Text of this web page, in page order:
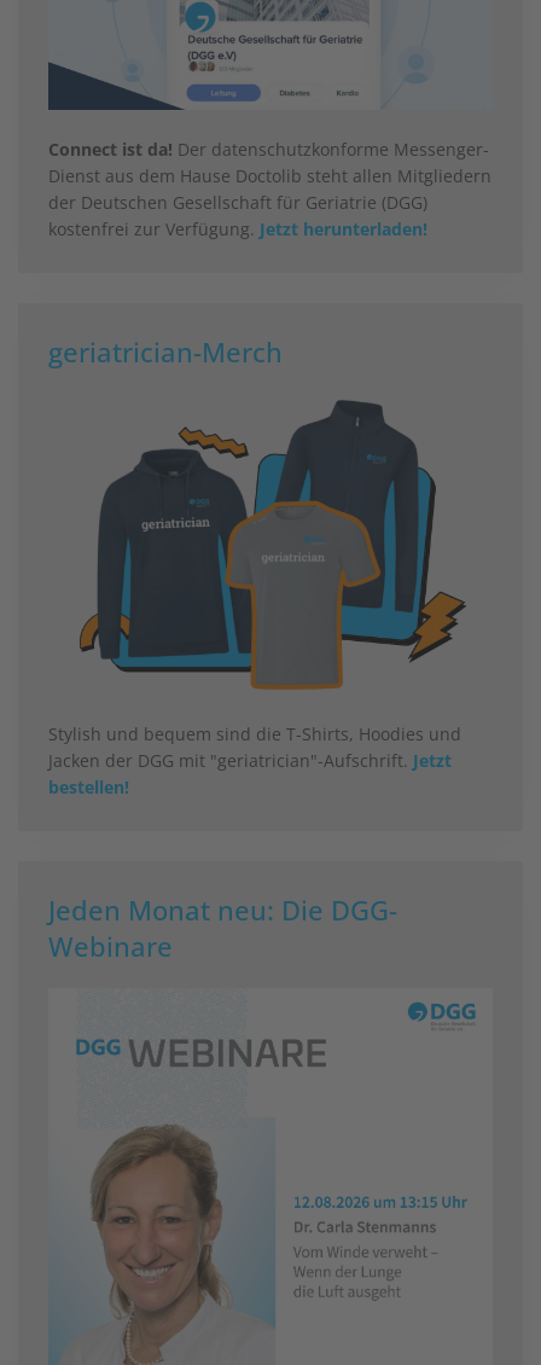
Connect ist da! Der datenschutzkonforme Messenger-
Dienst aus dem Hause Doctolib steht allen Mitgliedern
der Deutschen Gesellschaft für Geriatrie (DGG)
kostenfrei zur Verfügung. Jetzt herunterladen!
geriatrician-Merch
Stylish und bequem sind die T-Shirts, Hoodies und
Jacken der DGG mit "geriatrician"-Aufschrift. Jetzt
bestellen!
Jeden Monat neu: Die DGG-
Webinare